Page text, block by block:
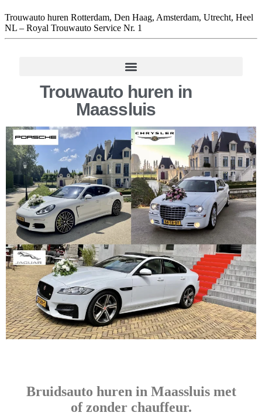
Trouwauto huren Rotterdam, Den Haag, Amsterdam, Utrecht, Heel
NL – Royal Trouwauto Service Nr. 1
Trouwauto huren in
Maassluis
Bruidsauto huren in Maassluis met
of zonder chauffeur.